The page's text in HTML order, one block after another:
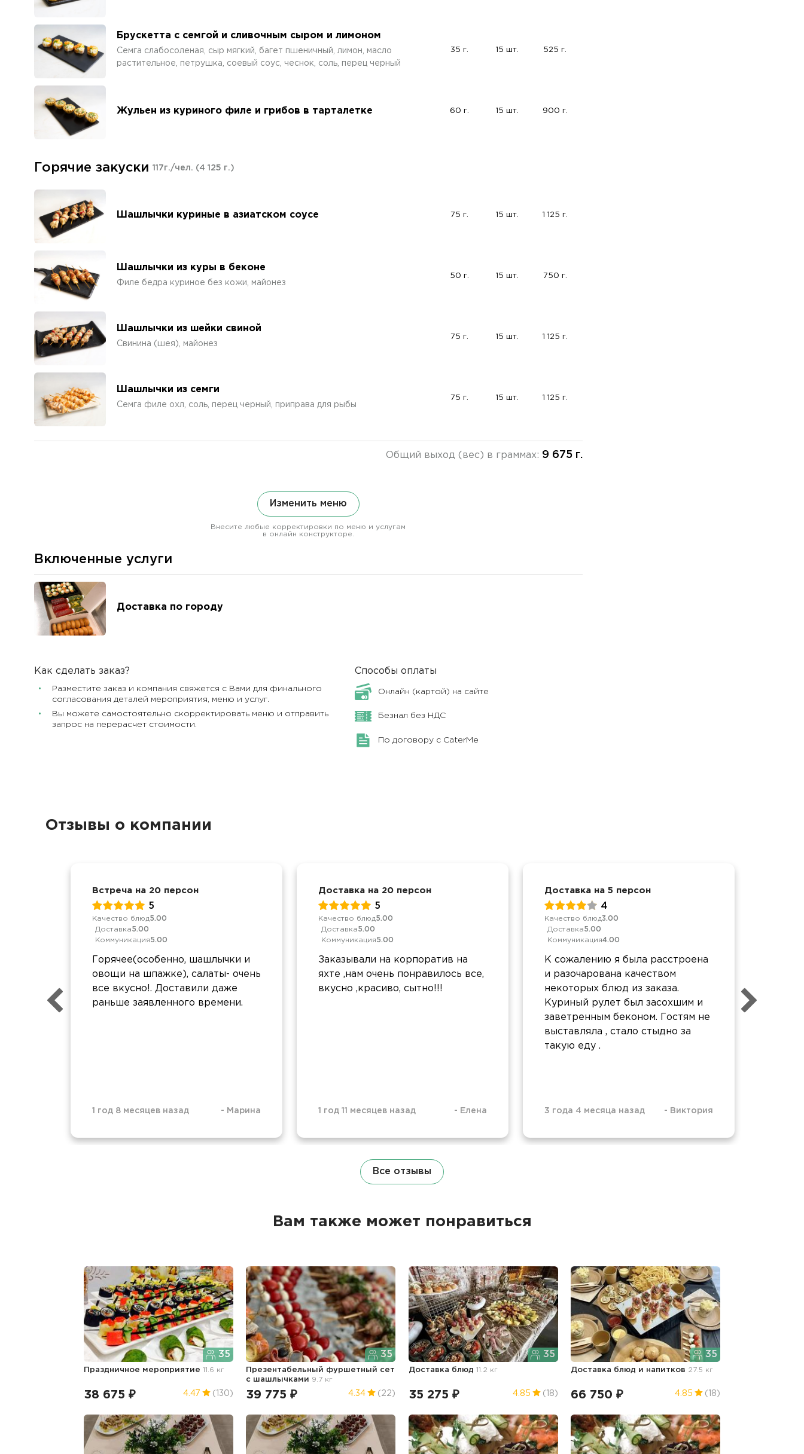
Брускетта с семгой и сливочным сыром и лимоном
Семга слабосоленая, сыр мягкий, багет пшеничный, лимон, масло
растительное, петрушка, соевый соус, чеснок, соль, перец черный
35 г. 15 шт. 525 г.
Жульен из куриного филе и грибов в тарталетке 60 г. 15 шт. 900 г.
Горячие закуски 117г./чел. (4 125 г.)
Шашлычки куриные в азиатском соусе 75 г. 15 шт. 1 125 г.
Шашлычки из куры в беконе
Филе бедра куриное без кожи, майонез
50 г. 15 шт. 750 г.
Шашлычки из шейки свиной
Свинина (шея), майонез
75 г. 15 шт. 1 125 г.
Шашлычки из семги
Семга филе охл, соль, перец черный, приправа для рыбы
75 г. 15 шт. 1 125 г.
Общий выход (вес) в граммах: 9 675 г.
Изменить меню
Внесите любые корректировки по меню и услугам
в онлайн конструкторе.
Включенные услуги
Доставка по городу
Как сделать заказ?
Разместите заказ и компания свяжется с Вами для финального
согласования деталей мероприятия, меню и услуг.
Вы можете самостоятельно скорректировать меню и отправить
запрос на перерасчет стоимости.
Способы оплаты
Онлайн (картой) на сайте
Безнал без НДС
По договору с CaterMe
Отзывы о компании
Встреча на 20 персон
5
Качество блюд5.00
Доставка5.00
Коммуникация5.00
Горячее(особенно, шашлычки и
овощи на шпажке), салаты- очень
все вкусно!. Доставили даже
раньше заявленного времени.
1 год 8 месяцев назад - Марина
Доставка на 20 персон
5
Качество блюд5.00
Доставка5.00
Коммуникация5.00
Заказывали на корпоратив на
яхте ,нам очень понравилось все,
вкусно ,красиво, сытно!!!
1 год 11 месяцев назад - Елена
Доставка на 5 персон
4
Качество блюд3.00
Доставка5.00
Коммуникация4.00
К сожалению я была расстроена
и разочарована качеством
некоторых блюд из заказа.
Куриный рулет был засохшим и
заветренным беконом. Гостям не
выставляла , стало стыдно за
такую еду .
3 года 4 месяца назад - Виктория
Все отзывы
Вам также может понравиться
35
Праздничное мероприятие 11.6 кг
38 675 ₽ 4.47 (130)
35
Презентабельный фуршетный сет
с шашлычками 9.7 кг
39 775 ₽ 4.34 (22)
35
Доставка блюд 11.2 кг
35 275 ₽ 4.85 (18)
35
Доставка блюд и напитков 27.5 кг
66 750 ₽ 4.85 (18)